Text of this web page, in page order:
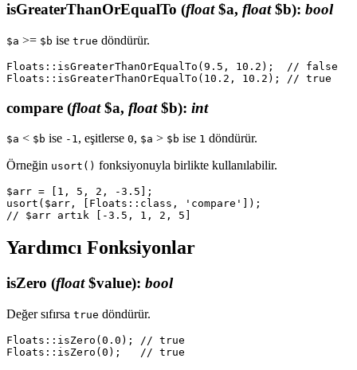
isGreaterThanOrEqualTo (float$a, float$b): bool
$a >= $b ise true döndürür.
Floats::isGreaterThanOrEqualTo(9.5, 10.2);  // false
compare (float$a, float$b): int
$a < $b ise -1, eşitlerse 0, $a > $b ise 1 döndürür.
Örneğin usort() fonksiyonuyla birlikte kullanılabilir.
$arr = [1, 5, 2, -3.5];
usort($arr, [Floats::class, 'compare']);
Yardımcı Fonksiyonlar
isZero (float$value): bool
Değer sıfırsa true döndürür.
Floats::isZero(0.0); // true